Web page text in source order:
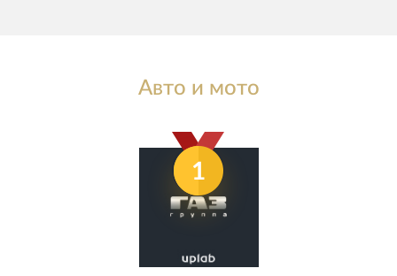
Авто и мото
1